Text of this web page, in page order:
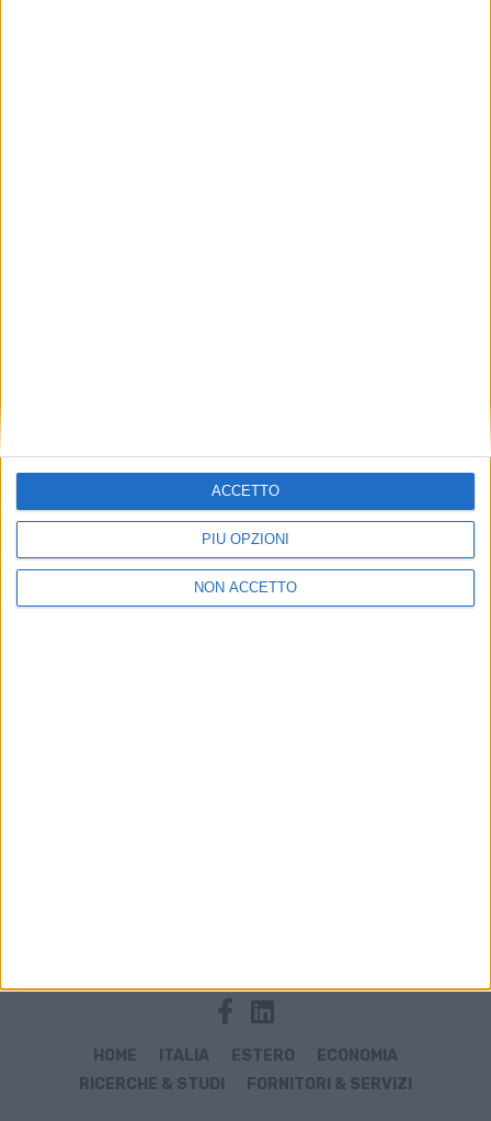
PIÙ OPZIONI
NON ACCETTO
ACCETTO
HOME ITALIA ESTERO
ECONOMIA
RICERCHE & STUDI
FORNITORI & SERVIZI